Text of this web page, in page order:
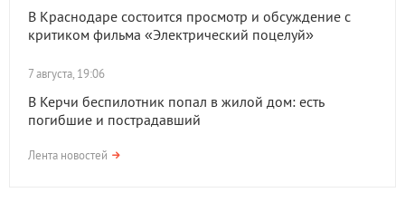
В Краснодаре состоится просмотр и обсуждение с
критиком фильма «Электрический поцелуй»
7 августа, 19:06
В Керчи беспилотник попал в жилой дом: есть
погибшие и пострадавший
Лента новостей